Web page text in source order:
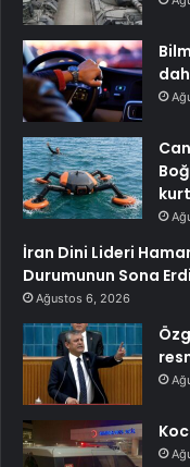
İran Dini Lideri
Durumunun Sona
Ağustos 6, 2026